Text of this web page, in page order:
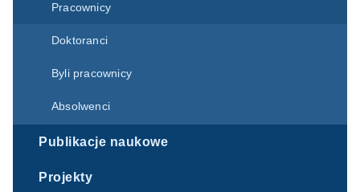
Pracownicy
Doktoranci
Byli pracownicy
Absolwenci
Publikacje naukowe
Projekty